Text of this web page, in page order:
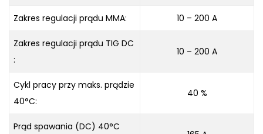
Zakres regulacji prądu MMA: 10 – 200 A
Zakres regulacji prądu TIG DC
:
10 – 200 A
Cykl pracy przy maks. prądzie
40°C:
40 %
Prąd spawania (DC) 40°C